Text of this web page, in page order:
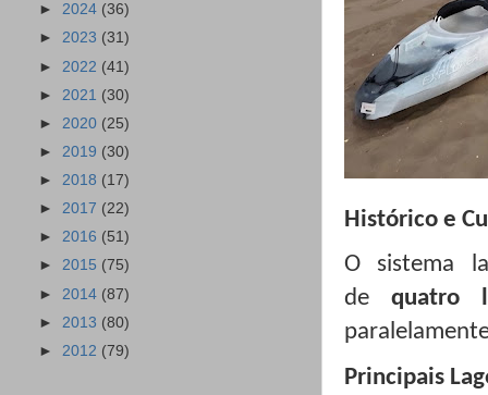
Histórico e
O sistema
de quatro
Principais
► 2024 (36)
► 2023 (31)
► 2022 (41)
► 2021 (30)
► 2020 (25)
► 2019 (30)
► 2018 (17)
► 2017 (22)
► 2016 (51)
► 2015 (75)
► 2014 (87)
► 2013 (80)
► 2012 (79)